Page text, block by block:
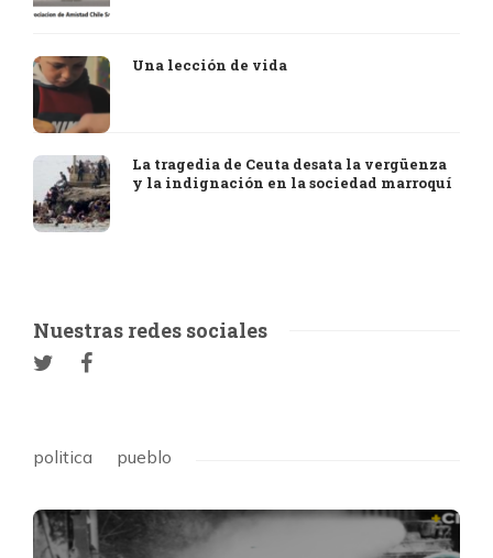
Una lección de vida
La tragedia de Ceuta desata la vergüenza
y la indignación en la sociedad marroquí
Nuestras redes sociales
politica pueblo